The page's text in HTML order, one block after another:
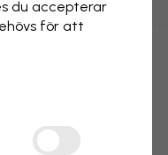
du accepterar
för att